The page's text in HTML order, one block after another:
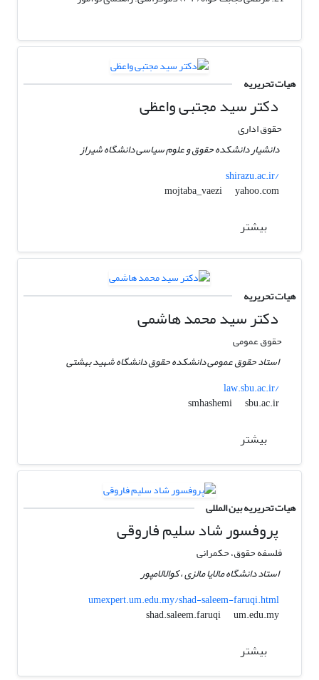
هیات تحریریه
دکتر سید مجتبی واعظی
حقوق اداری
دانشیار دانشکده حقوق و علوم سیاسی دانشگاه شیراز
shirazu.ac.ir/
mojtaba_vaezi
yahoo.com
بیشتر
هیات تحریریه
دکتر سید محمد هاشمی
حقوق عمومی
استاد حقوق عمومی دانشکده حقوق دانشگاه شهید بهشتی
law.sbu.ac.ir/
smhashemi
sbu.ac.ir
بیشتر
هیات تحریریه بین المللی
پروفسور شاد سلیم فاروقی
فلسفه حقوق، حکمرانی
استاد دانشگاه مالایا مالزی ، کوالالامپور
umexpert.um.edu.my/shad-saleem-faruqi.html
shad.saleem.faruqi
um.edu.my
بیشتر